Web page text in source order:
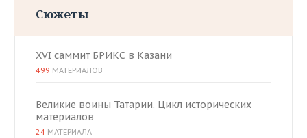
Сюжеты
XVI саммит БРИКС в Казани
499 МАТЕРИАЛОВ
Великие воины Татарии. Цикл исторических
материалов
24 МАТЕРИАЛА